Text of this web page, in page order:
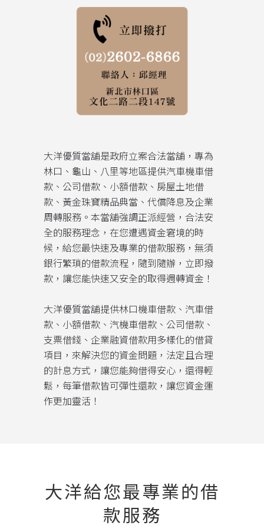
大洋優質當舖是政府立案合法當舖，專為
林口、龜山、八里等地區提供汽車機車借
款、公司借款、小額借款、房屋土地借
款、黃金珠寶精品典當、代償降息及企業
周轉服務。本當舖強調正派經營，合法安
全的服務理念，在您遭遇資金窘境的時
候，給您最快速及專業的借款服務，無須
銀行繁瑣的借款流程，隨到隨辦，立即撥
款，讓您能快速又安全的取得週轉資金！
大洋優質當舖提供林口機車借款、汽車借
款、小額借款、汽機車借款、公司借款、
支票借錢、企業融資借款用多樣化的借貸
項目，來解決您的資金問題，法定且合理
的計息方式，讓您能夠借得安心，還得輕
鬆，每筆借款皆可彈性還款，讓您資金運
作更加靈活！
大洋給您最專業的借
款服務